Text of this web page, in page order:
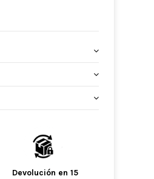
Devolución en 15